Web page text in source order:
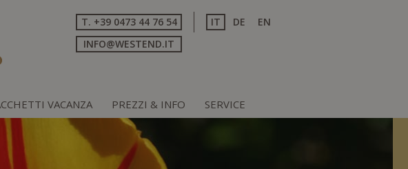
IT DE EN
T. +39 0473 44 76 54
INFO@WESTEND.IT
VACANZA PREZZI & INFO SERVICE